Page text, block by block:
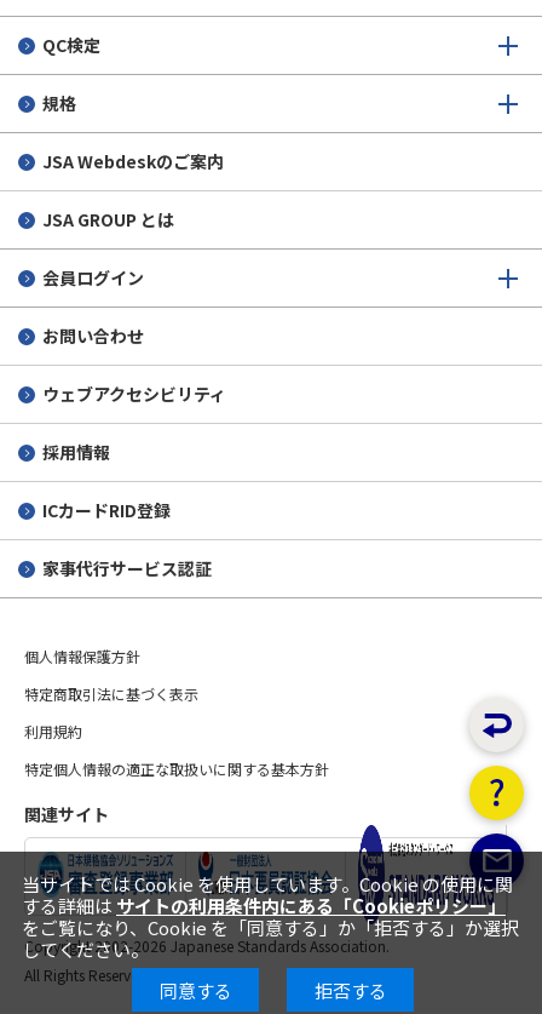
QC検定
規格
JSA Webdeskのご案内
JSA GROUP とは
会員ログイン
お問い合わせ
ウェブアクセシビリティ
採用情報
ICカードRID登録
家事代行サービス認証
個人情報保護方針
特定商取引法に基づく表示
利用規約
特定個人情報の適正な取扱いに関する基本方針
関連サイト
Copyright 2002-2026 Japanese Standards Association.
All Rights Reserved.
当サイトでは Cookie を使用しています。Cookie の使用に関
する詳細は サイトの利用条件内にある「Cookieポリシー」
をご覧になり、Cookie を「同意する」か「拒否する」か選択
してください。
同意する
拒否する